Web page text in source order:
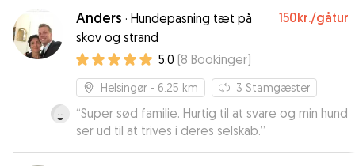
vi var på en lille ferie. Vi kommer helt sikkert igen
! Tak til Kim for nærvær og en ukompliceret og
god service !”
Anders · Hundepasning tæt på
skov og strand
150kr./gåtur
5.0 (8 Bookinger)
Helsingør - 6.25 km 3 Stamgæster
“Super sød familie. Hurtig til at svare og min hund
ser ud til at trives i deres selskab.”